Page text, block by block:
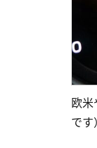
欧
です）